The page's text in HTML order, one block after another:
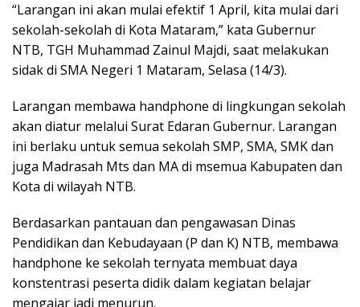
“Larangan ini akan mulai efektif 1 April, kita mulai dari
sekolah-sekolah di Kota Mataram,” kata Gubernur
NTB, TGH Muhammad Zainul Majdi, saat melakukan
sidak di SMA Negeri 1 Mataram, Selasa (14/3).
Larangan membawa handphone di lingkungan sekolah
akan diatur melalui Surat Edaran Gubernur. Larangan
ini berlaku untuk semua sekolah SMP, SMA, SMK dan
juga Madrasah Mts dan MA di msemua Kabupaten dan
Kota di wilayah NTB.
Berdasarkan pantauan dan pengawasan Dinas
Pendidikan dan Kebudayaan (P dan K) NTB, membawa
handphone ke sekolah ternyata membuat daya
konstentrasi peserta didik dalam kegiatan belajar
mengajar jadi menurun.